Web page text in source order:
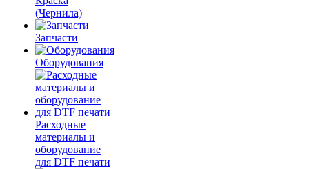
(Чернила)
Запчасти
Оборудования
Расходные
материалы и
оборудование
для DTF печати